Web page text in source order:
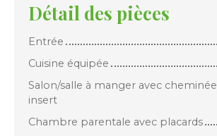
Détail des pièces
Entrée
Cuisine équipée
Salon/salle à manger avec cheminée
insert
Chambre parentale avec placards